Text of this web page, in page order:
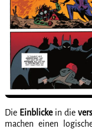
Die Einblickein die
machen einen